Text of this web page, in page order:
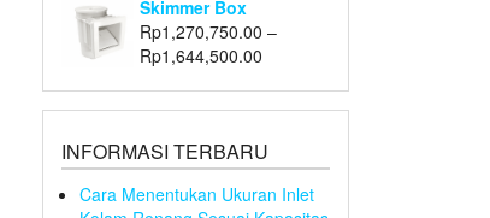
Skimmer Box
Rp1,270,750.00 –
Rp1,644,500.00
INFORMASI TERBARU
Cara Menentukan Ukuran Inlet